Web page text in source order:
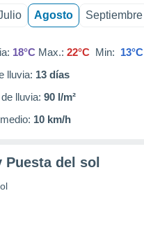
Agosto Septiembre
18°C Max.: 22°C Min: 13°C
lluvia: 13 días
lluvia: 90 l/m²
10 km/h
Puesta del sol